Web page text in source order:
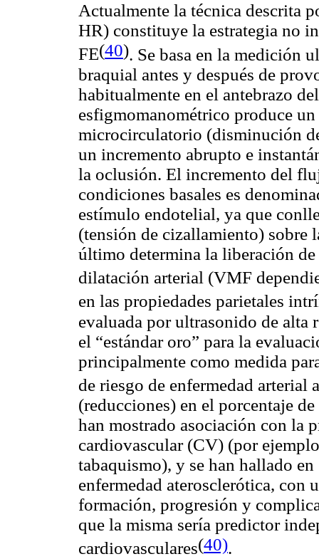
Actualmente la técnica descrita
HR) constituye la estrategia no
FE(40). Se basa en la medición
braquial antes y después de
habitualmente en el antebrazo
esfigmomanométrico produce
microcirculatorio (disminución
un incremento abrupto e
la oclusión. El incremento del
condiciones basales es
estímulo endotelial, ya que
(tensión de cizallamiento) sobre
último determina la liberación
dilatación arterial (VMF
en las propiedades parietales
evaluada por ultrasonido de alta
el “estándar oro” para la
principalmente como medida
de riesgo de enfermedad arterial
(reducciones) en el porcentaje
han mostrado asociación con la
cardiovascular (CV) (por
tabaquismo), y se han hallado
enfermedad aterosclerótica, con
formación, progresión y
que la misma sería predictor
cardiovasculares(40).